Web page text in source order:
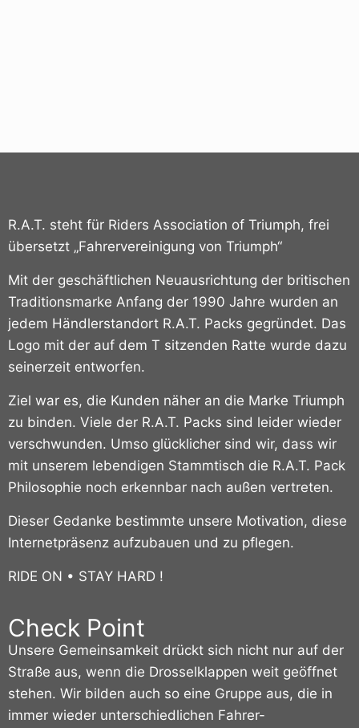
R.A.T. steht für Riders Association of Triumph, frei
übersetzt „Fahrervereinigung von Triumph“
Mit der geschäftlichen Neuausrichtung der britischen
Traditionsmarke Anfang der 1990 Jahre wurden an
jedem Händlerstandort R.A.T. Packs gegründet. Das
Logo mit der auf dem T sitzenden Ratte wurde dazu
seinerzeit entworfen.
Ziel war es, die Kunden näher an die Marke Triumph
zu binden. Viele der R.A.T. Packs sind leider wieder
verschwunden. Umso glücklicher sind wir, dass wir
mit unserem lebendigen Stammtisch die R.A.T. Pack
Philosophie noch erkennbar nach außen vertreten.
Dieser Gedanke bestimmte unsere Motivation, diese
Internetpräsenz aufzubauen und zu pflegen.
RIDE ON • STAY HARD !
Check Point
Unsere Gemeinsamkeit drückt sich nicht nur auf der
Straße aus, wenn die Drosselklappen weit geöffnet
stehen. Wir bilden auch so eine Gruppe aus, die in
immer wieder unterschiedlichen Fahrer-